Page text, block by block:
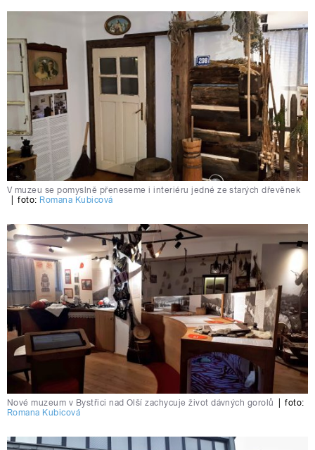
V muzeu se pomyslně přeneseme i interiéru jedné ze starých dřevěnek
foto: Romana Kubicová
Nové muzeum v Bystřici nad Olší zachycuje život dávných gorolů
foto:
Romana Kubicová